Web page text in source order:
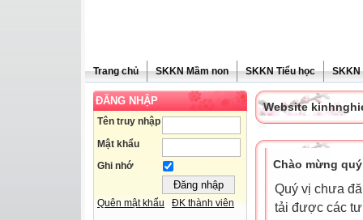
Trang chủ SKKN Mầm non SKKN Tiểu học SKKN
ĐĂNG NHẬP
Tên truy nhập
Mật khẩu
Ghi nhớ
Quên mật khẩu ĐK thành viên
Website
Chào mừng
Quý vị chưa
tải được các